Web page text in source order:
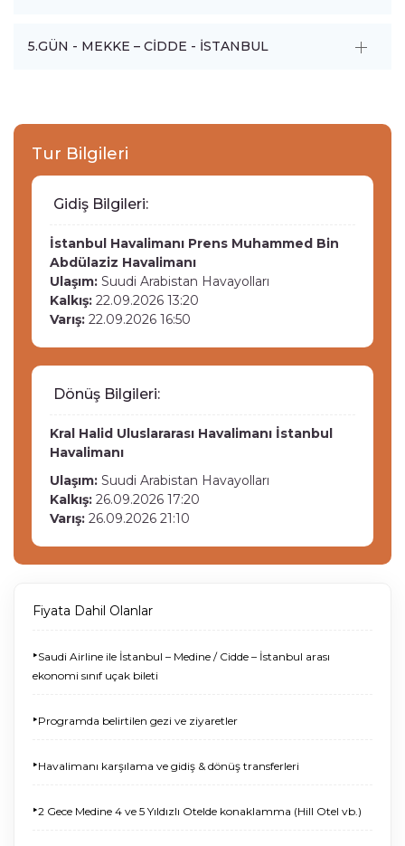
5.GÜN - MEKKE – CİDDE - İSTANBUL
Tur Bilgileri
Gidiş Bilgileri:
İstanbul Havalimanı Prens Muhammed Bin
Abdülaziz Havalimanı
Ulaşım: Suudi Arabistan Havayolları
Kalkış: 22.09.2026 13:20
Varış: 22.09.2026 16:50
Dönüş Bilgileri:
Kral Halid Uluslararası Havalimanı İstanbul
Havalimanı
Ulaşım: Suudi Arabistan Havayolları
Kalkış: 26.09.2026 17:20
Varış: 26.09.2026 21:10
Fiyata Dahil Olanlar
‣Saudi Airline ile İstanbul – Medine / Cidde – İstanbul arası
ekonomi sınıf uçak bileti
‣Programda belirtilen gezi ve ziyaretler
‣Havalimanı karşılama ve gidiş & dönüş transferleri
‣2 Gece Medine 4 ve 5 Yıldızlı Otelde konaklamma (Hill Otel vb.)